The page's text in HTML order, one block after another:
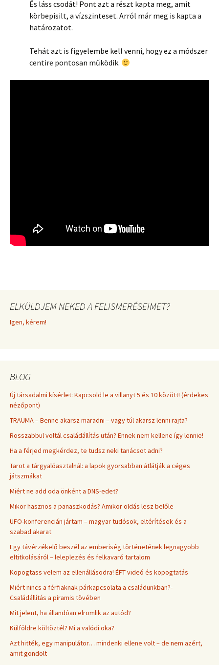
És láss csodát! Pont azt a részt kapta meg, amit
körbepisilt, a vízszinteset. Arról már meg is kapta a
határozatot.
Tehát azt is figyelembe kell venni, hogy ez a módszer
centire pontosan működik.
ELKÜLDJEM NEKED A FELISMERÉSEIMET?
Igen, kérem!
BLOG
Új társadalmi kísérlet: Kapcsold le a villanyt 5 és 10 között! (érdekes
nézőpont)
TRAUMA – Benne akarsz maradni – vagy túl akarsz lenni rajta?
Rosszabbul voltál családállítás után? Ennek nem kellene így lennie!
Ha a férjed megkérdez, te tudsz neki tanácsot adni?
Tarot a tárgyalóasztalnál: a lapok gyorsabban átlátják a céges
játszmákat
Miért ne add oda önként a DNS-edet?
Mikor hasznos a panaszkodás? Amikor oldás lesz belőle
UFO-konferencián jártam – magyar tudósok, eltérítések és a
szabad akarat
Egy távérzékelő beszél az emberiség történetének legnagyobb
eltitkolásáról – leleplezés és felkavaró tartalom
Kopogtass velem az ellenállásodra! ÉFT videó és kopogtatás
Miért nincs a férfiaknak párkapcsolata a családunkban?-
Családállítás a piramis tövében
Mit jelent, ha állandóan elromlik az autód?
Külföldre költöztél? Mi a valódi oka?
Azt hitték, egy manipulátor… mindenki ellene volt – de nem azért,
amit gondolt